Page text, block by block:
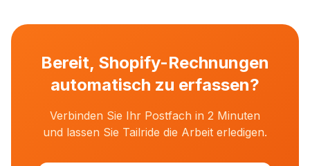
Bereit, Shopify-Rechnungen
automatisch zu erfassen?
Verbinden Sie Ihr Postfach in 2 Minuten
und lassen Sie Tailride die Arbeit erledigen.